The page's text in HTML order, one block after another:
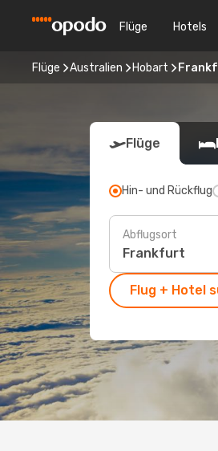
Flüge Hotels
Flüge Australien Hobart
Flüge
Hin- und Rückflug
Abflugsort
Flug + Hotel